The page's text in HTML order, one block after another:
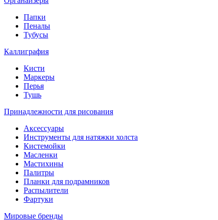
Папки
Пеналы
Тубусы
Каллиграфия
Кисти
Маркеры
Перья
Тушь
Принадлежности для рисования
Аксессуары
Инструменты для натяжки холста
Кистемойки
Масленки
Мастихины
Палитры
Планки для подрамников
Распылители
Фартуки
Мировые бренды